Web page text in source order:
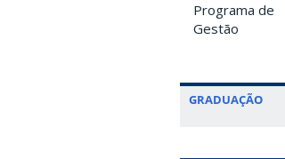
Programa de
Gestão
GRADUAÇÃO